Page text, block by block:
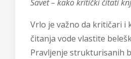
Savet – kako kritički čitati
Vrlo je važno da kritičari i
čitanja vode vlastite
Pravljenje strukturisanih